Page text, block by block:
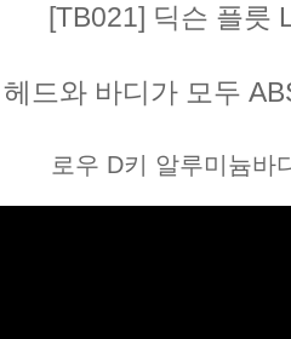
[TB021] 딕슨 플릇
헤드와 바디가 모두
로우 D키 알루미늄바